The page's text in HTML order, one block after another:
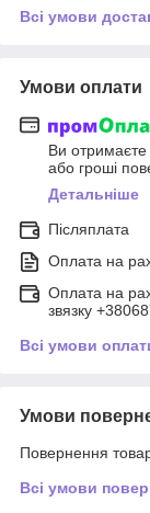
Всі умови
Умови оплати
Ви
або гроші
Детальніше
Післяплата
Оплата на
Оплата на
звязку
Всі умови
Умови
Повернення
Всі умови